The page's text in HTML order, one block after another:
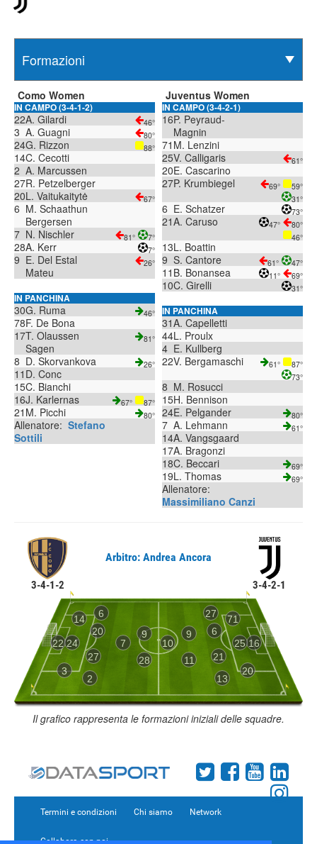
Como Women
IN CAMPO (3-4-1-2)
22A. Gilardi 46°
3 A. Guagni 80°
24G. Rizzon 88°
14C. Cecotti
2 A. Marcussen
27R. Petzelberger
20L. Vaitukaitytė 67°
6 M. Schaathun
Bergersen
7 N. Nischler 81° 7°
28A. Kerr 7°
9 E. Del Estal
Mateu
26°
IN PANCHINA
30G. Ruma 46°
78F. De Bona
17T. Olaussen
Sagen
81°
8 D. Skorvankova 26°
11 D. Conc
15C. Bianchi
16J. Karlernas 67° 87°
21 M. Picchi 80°
Allenatore: Stefano
Sottili
Juventus Women
IN CAMPO (3-4-2-1)
16P. Peyraud-
Magnin
71 M. Lenzini
25V. Calligaris 61°
20E. Cascarino
27P. Krumbiegel 69°
59°
31°
6 E. Schatzer 73°
21A. Caruso 47°
80°
46°
13L. Boattin
9 S. Cantore 61° 47°
11 B. Bonansea 11° 69°
10C. Girelli 31°
IN PANCHINA
31A. Capelletti
44L. Proulx
4 E. Kullberg
22V. Bergamaschi 61°
87°
73°
8 M. Rosucci
15H. Bennison
24E. Pelgander 80°
7 A. Lehmann 61°
14A. Vangsgaard
17A. Bragonzi
18C. Beccari 69°
19L. Thomas 69°
Allenatore:
Massimiliano Canzi
3-4-1-2
Arbitro: Andrea Ancora
3-4-2-1
22 16
3
71
24 25
14
20
2
27
27
6
20
21
6
13
7
9
28 11
9
10
Il grafico rappresenta le formazioni iniziali delle squadre.
Termini e condizioni Chi siamo Network
Collabora con noi